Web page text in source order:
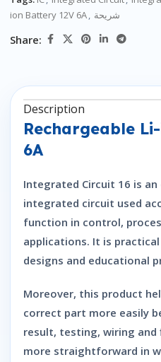
ion Battery 12V 6A, شريحة
Share:
Description
Rechargeable
6A
Integrated Circuit 16 is
integrated circuit used
function in control,
applications. It is
designs and educational
Moreover, this product
correct part more easily
result, testing, wiring and
more straightforward in